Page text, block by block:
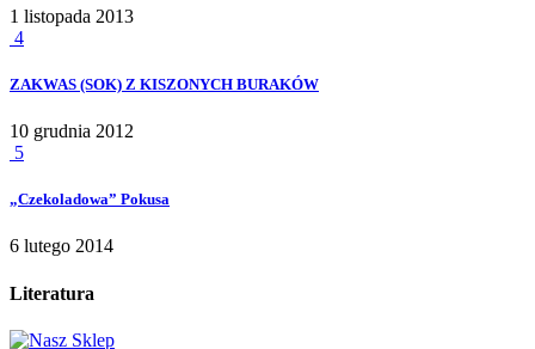
1 listopada 2013
4
ZAKWAS (SOK) Z KISZONYCH BURAKÓW
10 grudnia 2012
5
„Czekoladowa” Pokusa
6 lutego 2014
Literatura